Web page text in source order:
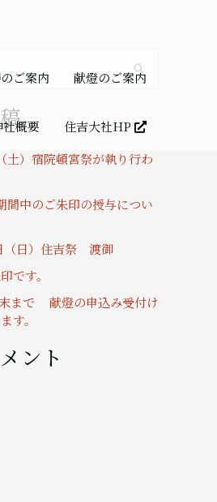
ご案内 献燈のご案内
社概要 住吉大社HP
土）宿院頓宮祭が執り行わ
間中のご朱印の授与につい
（日）住吉祭 渡御
です。
まで 献燈の申込み受付け
す。
ント